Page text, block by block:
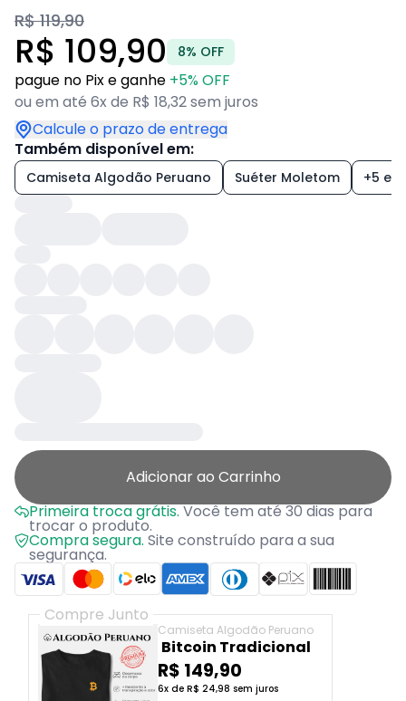
R$ 119,90
R$ 109,90 8% OFF
pague no Pix e ganhe +5% OFF
ou em até 6x de R$ 18,32 sem juros
Calcule o prazo de entrega
Também disponível em:
Camiseta Algodão Peruano Suéter Moletom +5
Adicionar ao Carrinho
Primeira troca grátis.Você tem até 30 dias para
trocar o produto.
Compra segura. Site construído para a sua
segurança.
Compre Junto
Camiseta Algodão Peruano
Bitcoin Tradicional
R$ 149,90
6x de R$ 24,98 sem juros